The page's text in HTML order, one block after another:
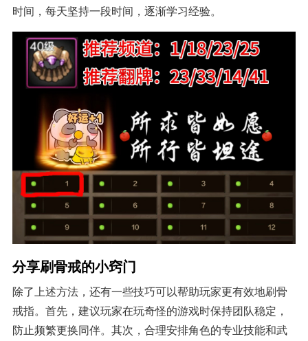
时间，每天坚持一段时间，逐渐学习经验。
分享刷骨戒的小窍门
除了上述方法，还有一些技巧可以帮助玩家更有效地刷骨
戒指。首先，建议玩家在玩奇怪的游戏时保持团队稳定，
防止频繁更换同伴。其次，合理安排角色的专业技能和武